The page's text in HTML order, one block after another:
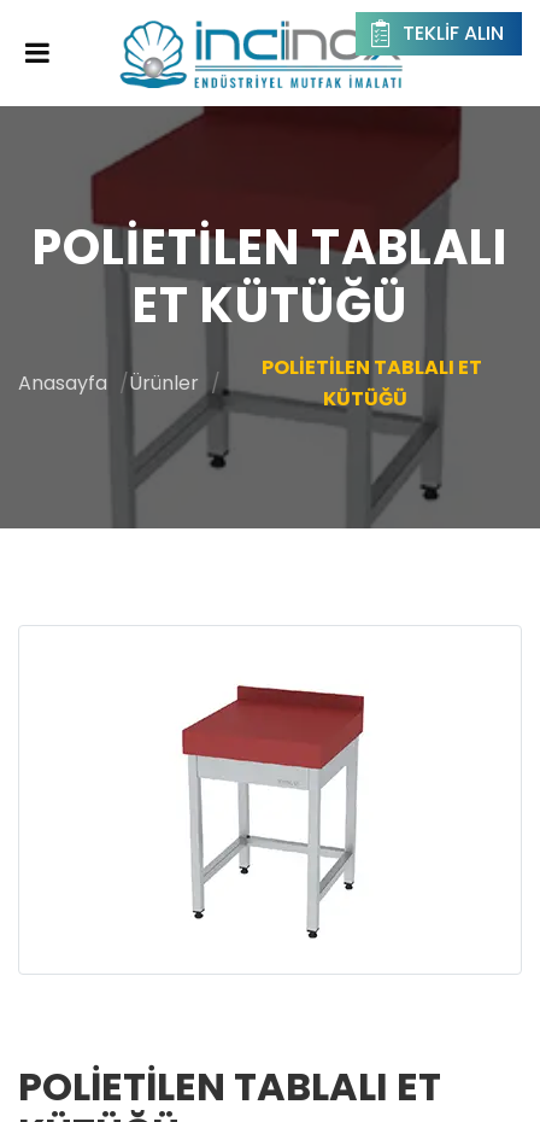
TEKLIF ALIN
POLİETİLEN TABLALI
ET KÜTÜĞÜ
Anasayfa Ürünler
POLİETİLEN TABLALI ET
KÜTÜĞÜ
POLİETİLEN TABLALI ET